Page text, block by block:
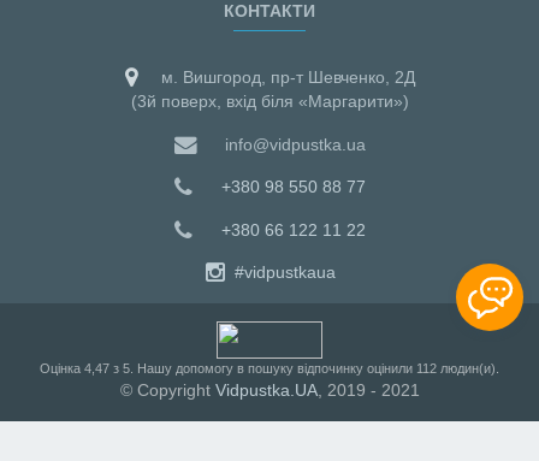
КОНТАКТИ
м. Вишгород, пр-т Шевченко, 2Д
(3й поверх, вхід біля «Маргарити»)
info@vidpustka.ua
+380 98 550 88 77
+380 66 122 11 22
#vidpustkaua
Оцiнка 4,47 з 5. Нашу допомогу в пошуку відпочинку оцінили 112 людин(и).
© Copyright Vidpustka.UA, 2019 - 2021